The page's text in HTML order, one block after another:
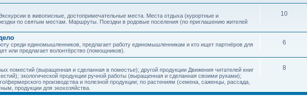
в живописные, достопримечательные места. Места отдыха (курортные и
по святым местам. Маршруты. Поездки в родовые поселения (по приглашению жителей
10
среди единомышленников, предлагает работу единомышленникам и кто ищет партнёров для
или предлагает волонтёрство (помощников).
6
поместий (выращенная и сделанная в поместье); другой продукции Движения читателей книг
экологической продукции ручной работы (выращенная и сделанная своими руками);
фермерского производства и полезной продукции; по растениям (семена, саженцы, рассада,
продукции для экохозяйства.
8